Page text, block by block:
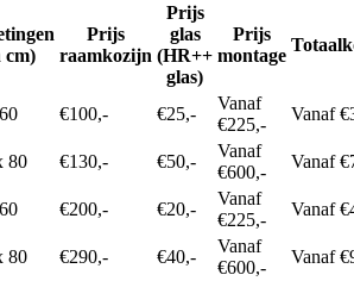
cm)
Prijs
raamkozijn
Prijs
glas
(HR++
glas)
Prijs
montage
€100,- €25,-
Vanaf
€225,-
Vanaf
80 €130,- €50,-
Vanaf
€600,-
Vanaf
€200,- €20,-
Vanaf
€225,-
Vanaf
80 €290,- €40,-
Vanaf
€600,-
Vanaf